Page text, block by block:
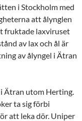
i Stockholm med
att ålynglen
fruktade laxviruset
av lax och ål är
av ålyngel i Ätran
Ätran utom Herting.
ta sig förbi
att leka dör. Uniper